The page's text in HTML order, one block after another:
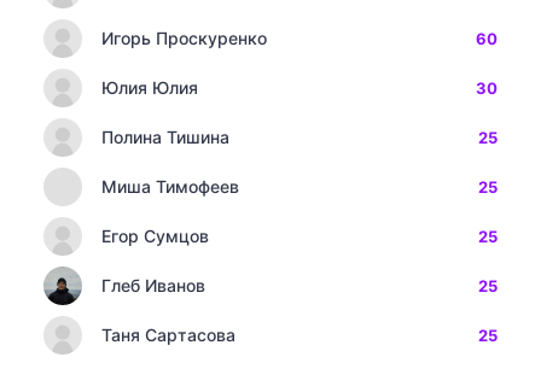
Игорь Проскуренко 60
Юлия Юлия 30
Полина Тишина 25
Миша Тимофеев 25
Егор Сумцов 25
Глеб Иванов 25
Таня Сартасова 25